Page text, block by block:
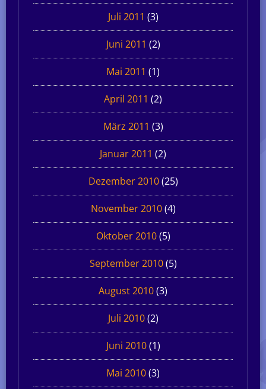
Juli 2011 (3)
Juni 2011 (2)
Mai 2011 (1)
April 2011 (2)
März 2011 (3)
Januar 2011 (2)
Dezember 2010(25)
November 2010(4)
Oktober 2010(5)
September 2010(5)
August 2010(3)
Juli 2010(2)
Juni 2010(1)
Mai 2010(3)